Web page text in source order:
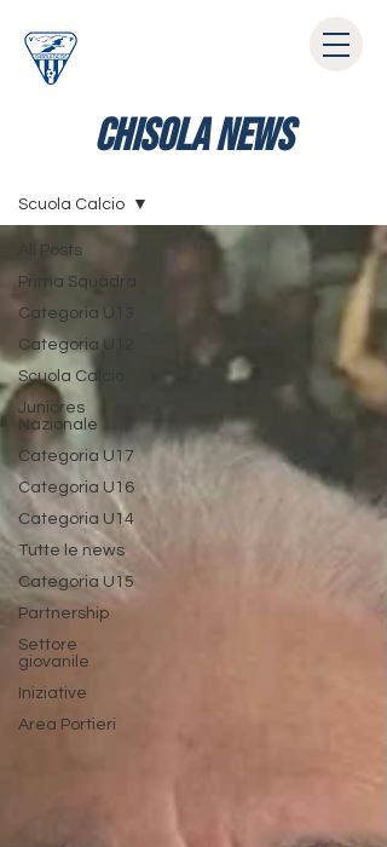
All Posts
Prima Squadra
Categoria U13
Categoria U12
Scuola Calcio
Juniores
Nazionale
Categoria U17
Categoria U16
Categoria U14
Tutte le news
Categoria U15
Partnership
Settore
giovanile
Iniziative
Area Portieri
Scuola Calcio
chisola news